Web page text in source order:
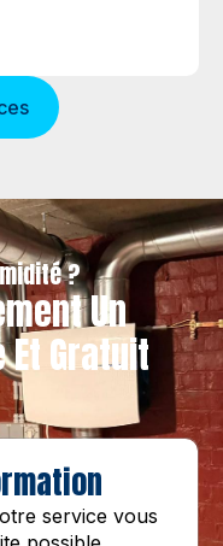
?
Un
Gratuit
service vous